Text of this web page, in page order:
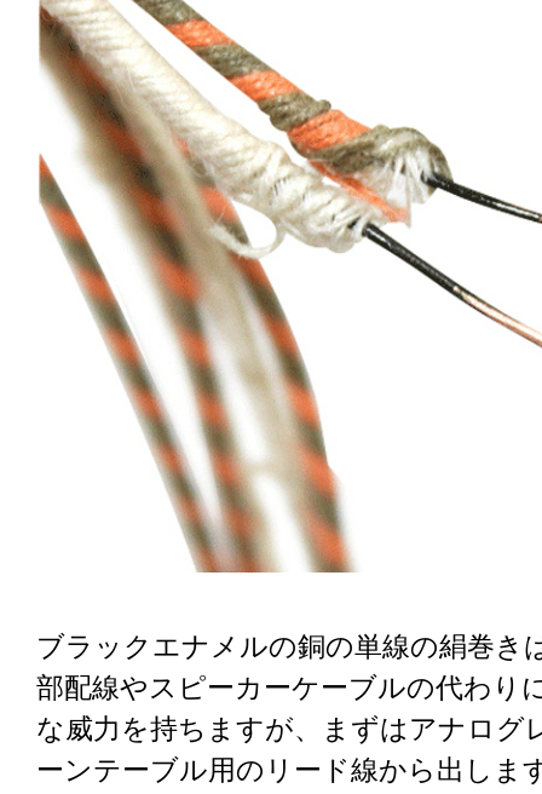
ブラックエナメルの銅の単線の絹巻き
部配線やスピーカーケーブルの代わり
な威力を持ちますが、まずはアナログ
ーンテーブル用のリード線から出しま